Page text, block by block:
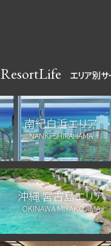
ResortLife エリア別サ
南紀白浜エリア
NANKI SHIRAHAMA
沖縄 宮古島エリア
OKINAWA MIYAKOJIMA